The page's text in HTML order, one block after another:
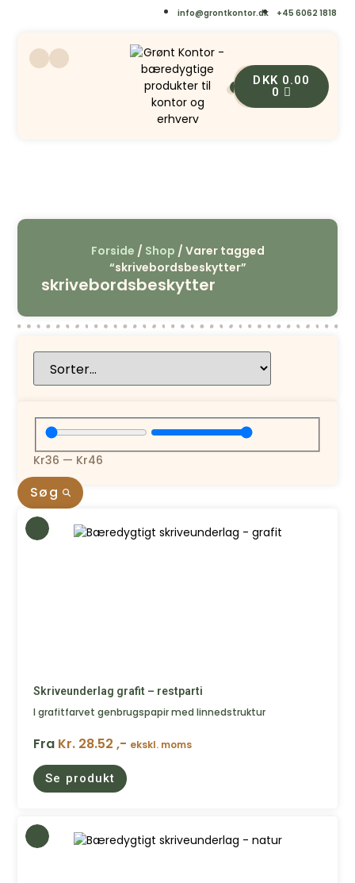
info@grontkontor.dk +45 6062 1818
0 DKK 0.00
0
Forside / Shop / Varer tagged
“skrivebordsbeskytter”
skrivebordsbeskytter
Kr36 — Kr46
Søg
Skriveunderlag grafit – restparti
I grafitfarvet genbrugspapir med linnedstruktur
Fra Kr. 28.52 ,- ekskl. moms
Se produkt